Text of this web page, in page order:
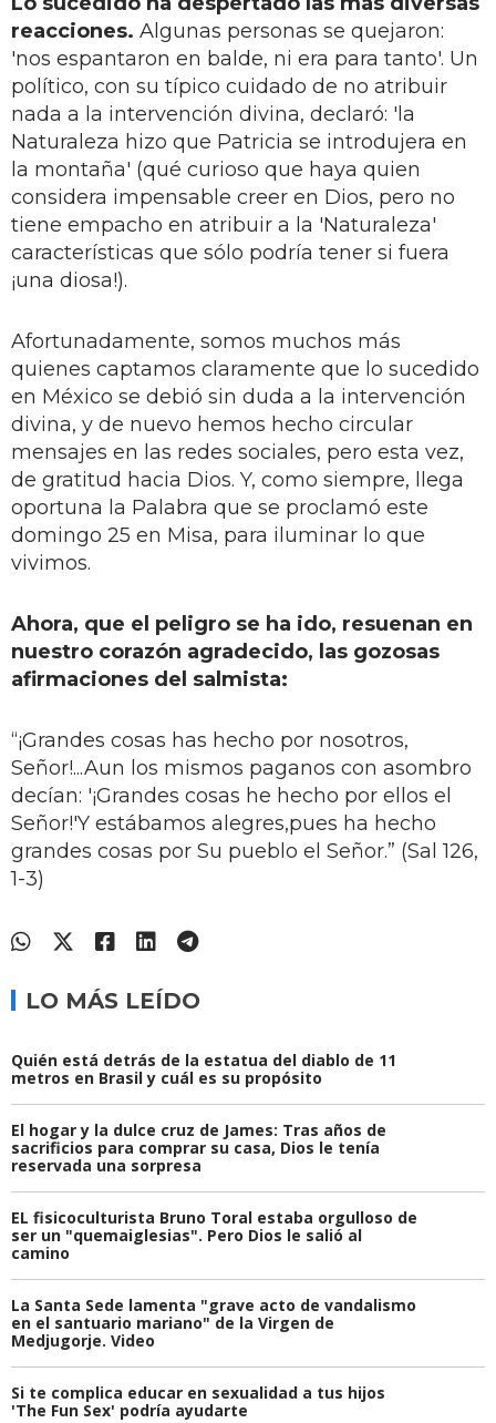
reacciones. Algunas personas se quejaron:
'nos espantaron en balde, ni era para tanto'. Un
político, con su típico cuidado de no atribuir
nada a la intervención divina, declaró: 'la
Naturaleza hizo que Patricia se introdujera en
la montaña' (qué curioso que haya quien
considera impensable creer en Dios, pero no
tiene empacho en atribuir a la 'Naturaleza'
características que sólo podría tener si fuera
¡una diosa!).
Afortunadamente, somos muchos más
quienes captamos claramente que lo sucedido
en México se debió sin duda a la intervención
divina, y de nuevo hemos hecho circular
mensajes en las redes sociales, pero esta vez,
de gratitud hacia Dios. Y, como siempre, llega
oportuna la Palabra que se proclamó este
domingo 25 en Misa, para iluminar lo que
vivimos.
Ahora, que el peligro se ha ido, resuenan en
nuestro corazón agradecido, las gozosas
afirmaciones del salmista:
“¡Grandes cosas has hecho por nosotros,
Señor!...Aun los mismos paganos con asombro
decían: '¡Grandes cosas he hecho por ellos el
Señor!'Y estábamos alegres,pues ha hecho
grandes cosas por Su pueblo el Señor.” (Sal 126,
1-3)
LO MÁS LEÍDO
Quién está detrás de la estatua del diablo de 11
metros en Brasil y cuál es su propósito
El hogar y la dulce cruz de James: Tras años de
sacrificios para comprar su casa, Dios le tenía
reservada una sorpresa
EL fisicoculturista Bruno Toral estaba orgulloso de
ser un "quemaiglesias". Pero Dios le salió al
camino
La Santa Sede lamenta "grave acto de vandalismo
en el santuario mariano" de la Virgen de
Medjugorje. Video
Si te complica educar en sexualidad a tus hijos
'The Fun Sex' podría ayudarte